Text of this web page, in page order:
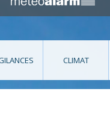
CLIMAT